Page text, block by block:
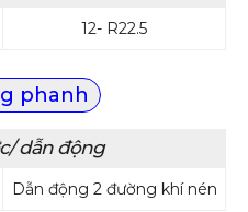
12- R22.5
phanh
dẫn động
Dẫn động 2 đường khí nén